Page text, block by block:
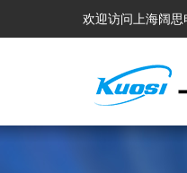
欢迎访问上海阔